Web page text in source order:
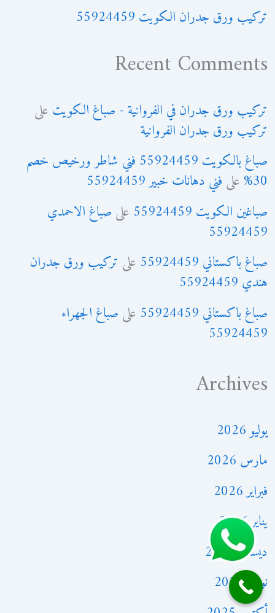
تركيب ورق جدران الكويت 55924459
Recent Comments
تركيب ورق جدران في الفروانية - صباغ الكويت على
تركيب ورق جدران الفروانية
صباغ بالكويت 55924459 فني شاطر ورخيص خصم
30% على فني دهانات خبير 55924459
صباغين الكويت 55924459
على صباغ الاحمدي
55924459
صباغ باكستاني 55924459
على تركيب ورق جدران
هندي 55924459
صباغ باكستاني 55924459
على صباغ الجهراء
55924459
Archives
يوليو 2026
مارس 2026
فبراير 2026
يناير 2026
ديسمبر 2025
نوفمبر 2025